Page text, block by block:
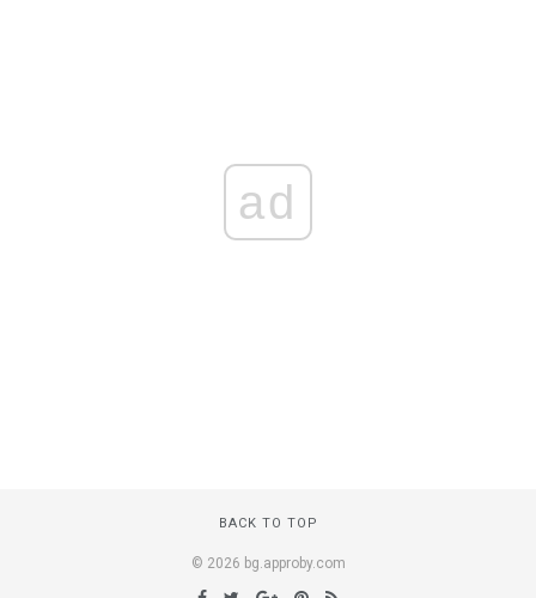
ad
BACK TO TOP
© 2026 bg.approby.com